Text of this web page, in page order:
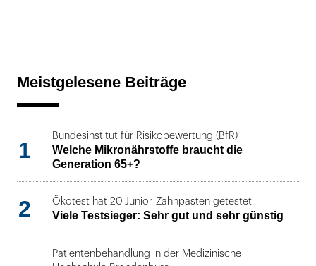
Meistgelesene Beiträge
1
Bundesinstitut für Risikobewertung (BfR)
Welche Mikronährstoffe braucht die
Generation 65+?
2 Ökotest hat 20 Junior-Zahnpasten getestet
Viele Testsieger: Sehr gut und sehr günstig
Patientenbehandlung in der Medizinische